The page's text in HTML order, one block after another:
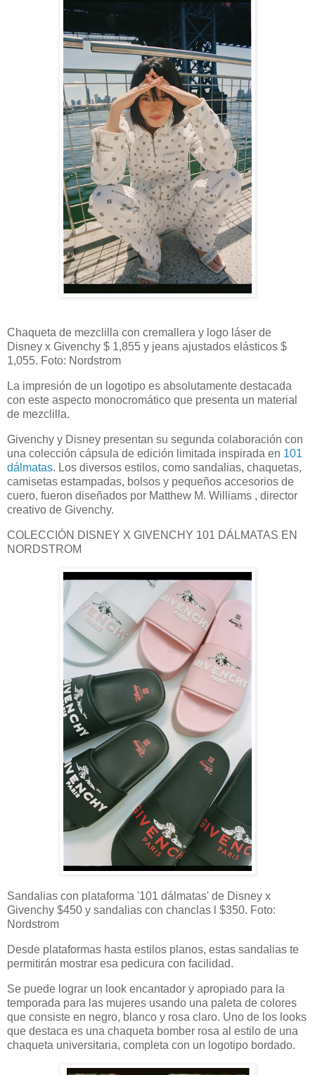
Chaqueta de mezclilla con cremallera y logo láser de
Disney x Givenchy $ 1,855 y jeans ajustados elásticos $
1,055. Foto: Nordstrom
La impresión de un logotipo es absolutamente destacada
con este aspecto monocromático que presenta un material
de mezclilla.
Givenchy y Disney presentan su segunda colaboración con
una colección cápsula de edición limitada inspirada en 101
dálmatas. Los diversos estilos, como sandalias, chaquetas,
camisetas estampadas, bolsos y pequeños accesorios de
cuero, fueron diseñados por Matthew M. Williams , director
creativo de Givenchy.
COLECCIÓN DISNEY X GIVENCHY 101 DÁLMATAS EN
NORDSTROM
Sandalias con plataforma '101 dálmatas' de Disney x
Givenchy $450 y sandalias con chanclas l $350. Foto:
Nordstrom
Desde plataformas hasta estilos planos, estas sandalias te
permitirán mostrar esa pedicura con facilidad.
Se puede lograr un look encantador y apropiado para la
temporada para las mujeres usando una paleta de colores
que consiste en negro, blanco y rosa claro. Uno de los looks
que destaca es una chaqueta bomber rosa al estilo de una
chaqueta universitaria, completa con un logotipo bordado.